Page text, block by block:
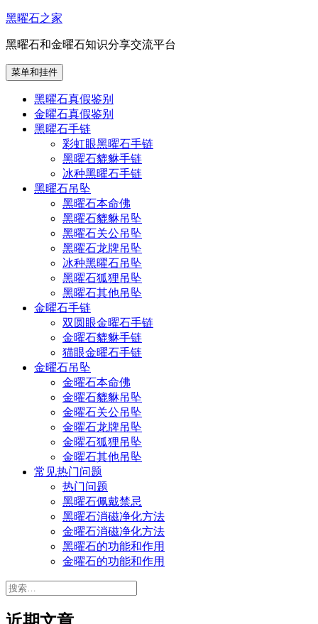
跳
内
容
黑曜石之家
黑曜石和金曜石知识分享交流平台
菜单和挂件
黑曜石真假鉴别
金曜石真假鉴别
黑曜石手链
彩虹眼黑曜石手链
黑曜石貔貅手链
冰种黑曜石手链
黑曜石吊坠
黑曜石本命佛
黑曜石貔貅吊坠
黑曜石关公吊坠
黑曜石龙牌吊坠
冰种黑曜石吊坠
黑曜石狐狸吊坠
黑曜石其他吊坠
金曜石手链
双圆眼金曜石手链
金曜石貔貅手链
猫眼金曜石手链
金曜石吊坠
金曜石本命佛
金曜石貔貅吊坠
金曜石关公吊坠
金曜石龙牌吊坠
金曜石狐狸吊坠
金曜石其他吊坠
常见热门问题
热门问题
黑曜石佩戴禁忌
黑曜石消磁净化方法
金曜石消磁净化方法
黑曜石的功能和作用
金曜石的功能和作用
搜